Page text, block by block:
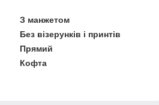
З манжетом
Без візерунків і принтів
Прямий
Кофта